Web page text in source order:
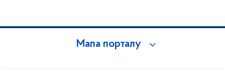
Мапа порталу